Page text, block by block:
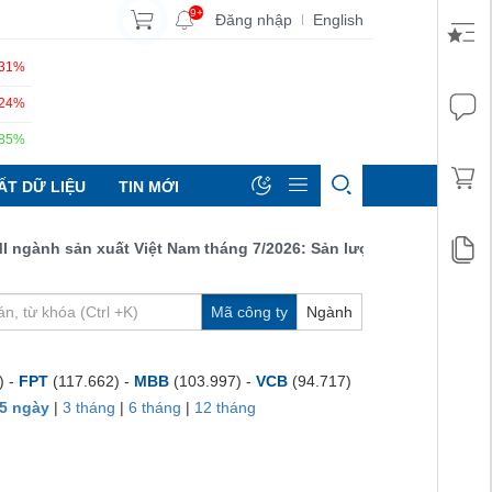
9+ Đăng nhập | English
DỮ LIỆU TIN MỚI
sản xuất Việt Nam tháng 7/2026: Sản lượng, số lượng đơn
Mã công ty Ngành
- FPT (117.662) - MBB (103.997) - VCB (94.717)
5 ngày | 3 tháng | 6 tháng | 12 tháng